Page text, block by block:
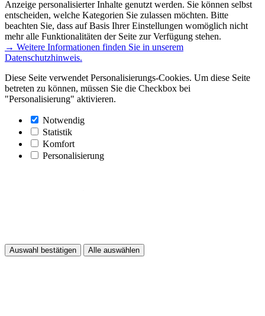
Anzeige personalisierter Inhalte genutzt werden. Sie können selbst
entscheiden, welche Kategorien Sie zulassen möchten. Bitte
beachten Sie, dass auf Basis Ihrer Einstellungen womöglich nicht
mehr alle Funktionalitäten der Seite zur Verfügung stehen.
→ Weitere Informationen finden Sie in unserem
Datenschutzhinweis.
Diese Seite verwendet Personalisierungs-Cookies. Um diese Seite
betreten zu können, müssen Sie die Checkbox bei
"Personalisierung" aktivieren.
Notwendig
Statistik
Komfort
Personalisierung
Auswahl bestätigen Alle auswählen